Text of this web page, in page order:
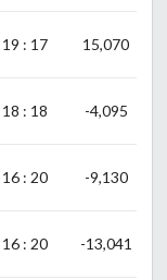
19 : 17 15,070
18 : 18 -4,095
16 : 20 -9,130
16 : 20 -13,041